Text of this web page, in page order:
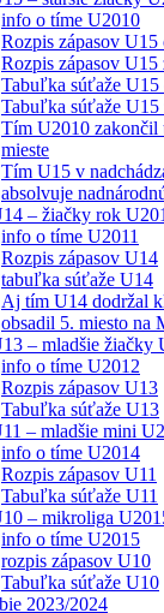
info o tíme U2010
Rozpis zápasov U15
Rozpis zápasov U15
Tabuľka súťaže U15
Tabuľka súťaže U15
Tím U2010 zakončil
mieste
Tím U15 v
absolvuje
– žiačky rok
info o tíme U2011
Rozpis zápasov U14
tabuľka súťaže U14
Aj tím U14 dodržal
obsadil 5. miesto na
– mladšie žiačky
info o tíme U2012
Rozpis zápasov U13
Tabuľka súťaže U13
– mladšie mini
info o tíme U2014
Rozpis zápasov U11
Tabuľka súťaže U11
– mikroliga
info o tíme U2015
rozpis zápasov U10
Tabuľka súťaže U10
2023/2024